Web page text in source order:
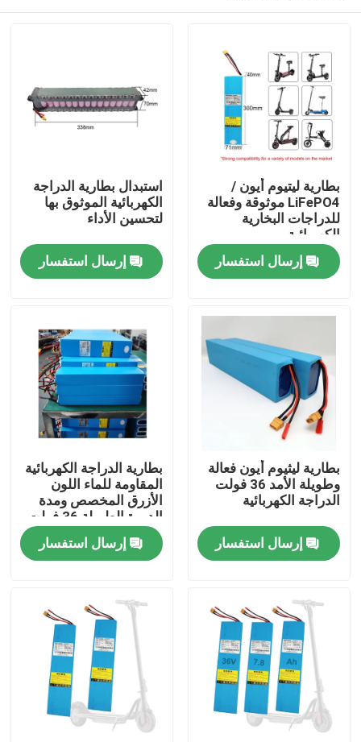
بيت
أشرطة فيديو
معلومات عنا
جولة في المعمل
رقابة جودة
اطلب اقتباس
طاقة بطارية الطاقة الشمسية
بطارية محطة الطاقة المحمولة
بطارية ليتيوم أيون /
LiFePO4 موثوقة وفعالة
للدراجات البخارية
الكهربائية
إرسال استفسار
استبدال بطارية الدراجة
الكهربائية الموثوق بها
لتحسين الأداء
إرسال استفسار
بطارية ليثيوم أيون فعالة
وطويلة الأمد 36 فولت
الدراجة الكهربائية
إرسال استفسار
بطارية الدراجة الكهربائية
المقاومة للماء اللون
الأزرق المخصص ومدة
الدورة الطويلة 36 فولت
إرسال استفسار